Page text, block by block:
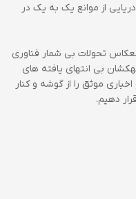
از موانع یک به یک در
تحولات بی شمار فناوری
بی انتهای یافته های
موثق را از گوشه و کنار
دهیم.